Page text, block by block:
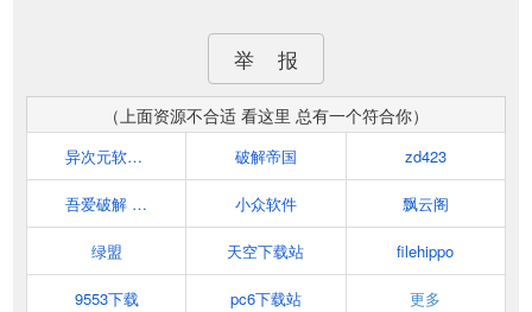
举 报
（上面资源不合适 看这里 总有一个符合你）
异次元软件世界 破解帝国 zd423
吾爱破解 www.52pojie.cn 小众软件 飘云阁
绿盟 天空下载站 filehippo
9553下载 pc6下载站 更多